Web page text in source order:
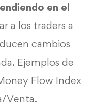
en el
a los traders a
cambios
Ejemplos de
Flow Index
Venta.